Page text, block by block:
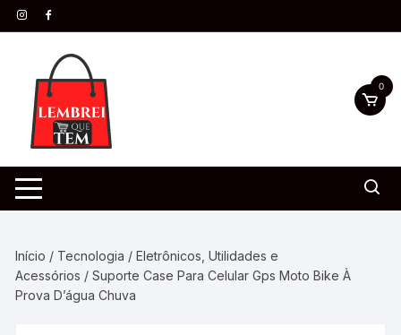
0
Início / Tecnologia /Eletrônicos, Utilidades e
Acessórios / Suporte Case Para Celular Gps Moto Bike À
Prova D’água Chuva